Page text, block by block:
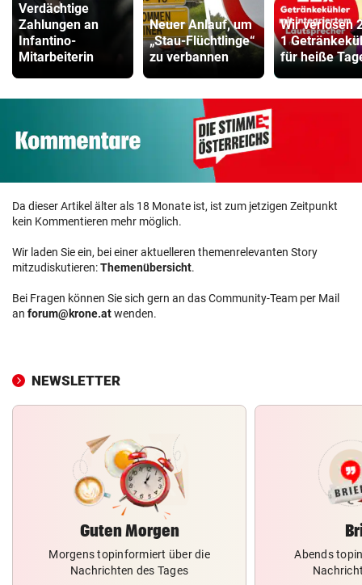
Verdächtige
Zahlungen an
Infantino-
Mitarbeiterin
Neuer Anlauf, um
„Stau-Flüchtlinge“
zu verbannen
Wir verlosen
1
für heiße
Da dieser Artikel älter als 18 Monate ist, ist zum jetzigen Zeitpunkt
kein Kommentieren mehr möglich.
Wir laden Sie ein, bei einer aktuelleren themenrelevanten Story
mitzudiskutieren:Themenübersicht.
Bei Fragen können Sie sich gern an das Community-Team per Mail
an forum@krone.atwenden.
NEWSLETTER
Guten Morgen
Morgens topinformiert über die
Nachrichten des Tages
Abends